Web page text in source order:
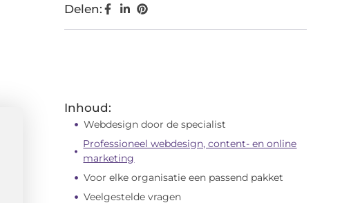
Delen:
Inhoud:
Webdesign door de specialist
Professioneel webdesign, content- en online
marketing
Voor elke organisatie een passend pakket
Veelgestelde vragen